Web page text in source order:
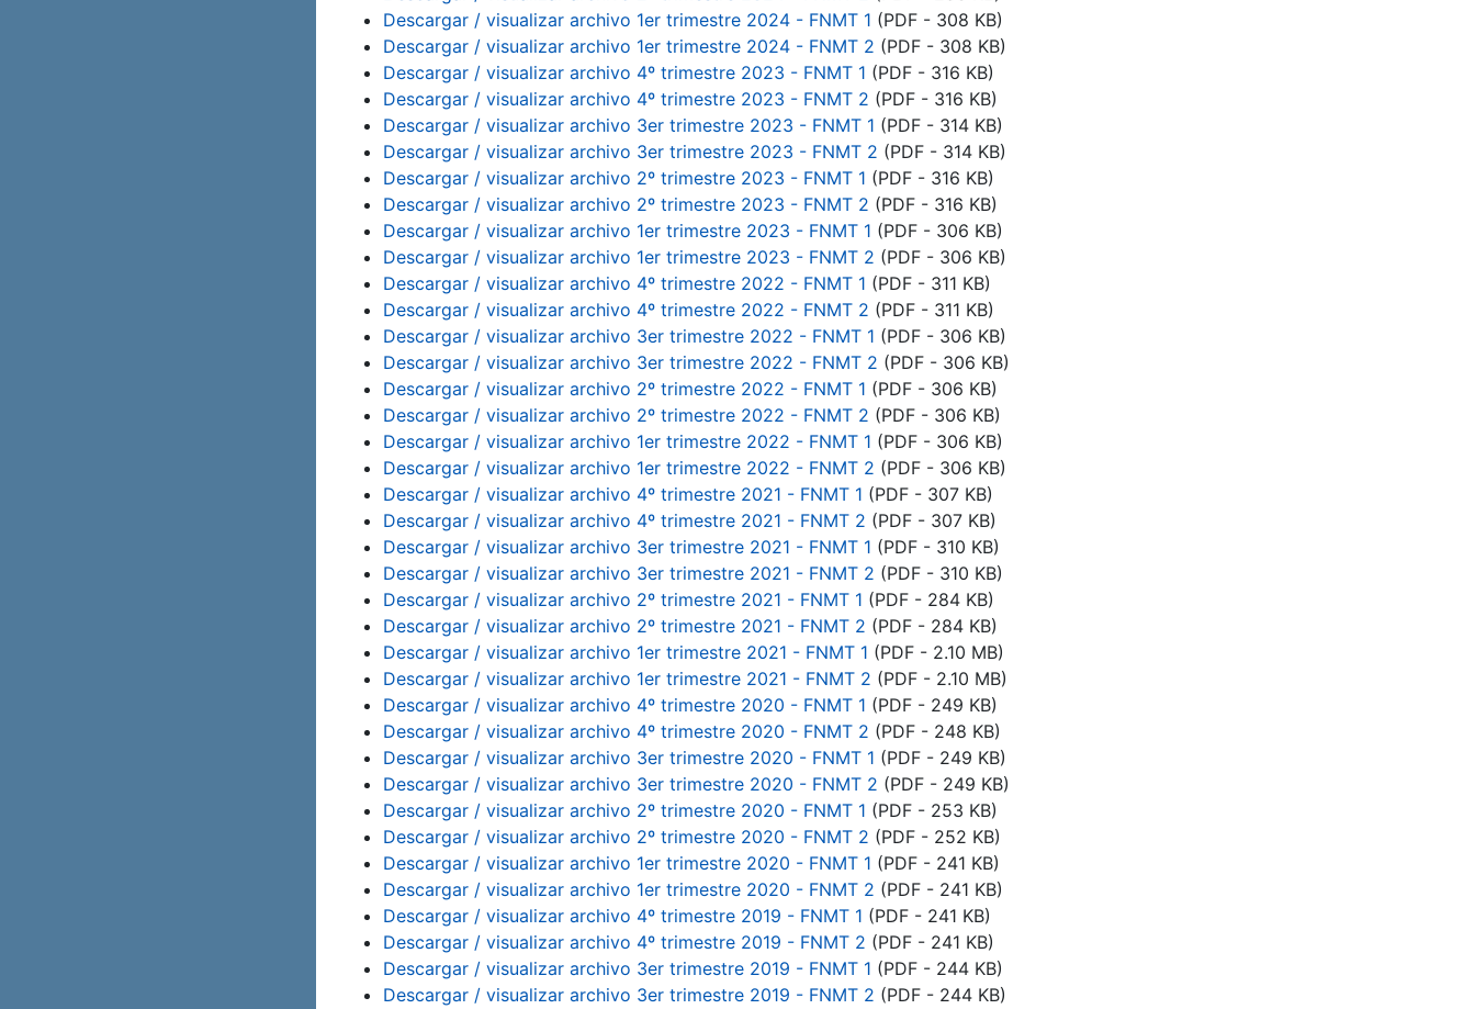
Descargar / visualizar archivo 1er trimestre 2024 - FNMT 1 (PDF - 308 KB)
Descargar / visualizar archivo 1er trimestre 2024 - FNMT 2 (PDF - 308 KB)
Descargar / visualizar archivo 4º trimestre 2023 - FNMT 1 (PDF - 316 KB)
Descargar / visualizar archivo 4º trimestre 2023 - FNMT 2 (PDF - 316 KB)
Descargar / visualizar archivo 3er trimestre 2023 - FNMT 1 (PDF - 314 KB)
Descargar / visualizar archivo 3er trimestre 2023 - FNMT 2 (PDF - 314 KB)
Descargar / visualizar archivo 2º trimestre 2023 - FNMT 1 (PDF - 316 KB)
Descargar / visualizar archivo 2º trimestre 2023 - FNMT 2 (PDF - 316 KB)
Descargar / visualizar archivo 1er trimestre 2023 - FNMT 1 (PDF - 306 KB)
Descargar / visualizar archivo 1er trimestre 2023 - FNMT 2 (PDF - 306 KB)
Descargar / visualizar archivo 4º trimestre 2022 - FNMT 1 (PDF - 311 KB)
Descargar / visualizar archivo 4º trimestre 2022 - FNMT 2 (PDF - 311 KB)
Descargar / visualizar archivo 3er trimestre 2022 - FNMT 1 (PDF - 306 KB)
Descargar / visualizar archivo 3er trimestre 2022 - FNMT 2 (PDF - 306 KB)
Descargar / visualizar archivo 2º trimestre 2022 - FNMT 1 (PDF - 306 KB)
Descargar / visualizar archivo 2º trimestre 2022 - FNMT 2 (PDF - 306 KB)
Descargar / visualizar archivo 1er trimestre 2022 - FNMT 1 (PDF - 306 KB)
Descargar / visualizar archivo 1er trimestre 2022 - FNMT 2 (PDF - 306 KB)
Descargar / visualizar archivo 4º trimestre 2021 - FNMT 1 (PDF - 307 KB)
Descargar / visualizar archivo 4º trimestre 2021 - FNMT 2 (PDF - 307 KB)
Descargar / visualizar archivo 3er trimestre 2021 - FNMT 1 (PDF - 310 KB)
Descargar / visualizar archivo 3er trimestre 2021 - FNMT 2 (PDF - 310 KB)
Descargar / visualizar archivo 2º trimestre 2021 - FNMT 1 (PDF - 284 KB)
Descargar / visualizar archivo 2º trimestre 2021 - FNMT 2 (PDF - 284 KB)
Descargar / visualizar archivo 1er trimestre 2021 - FNMT 1 (PDF - 2.10 MB)
Descargar / visualizar archivo 1er trimestre 2021 - FNMT 2 (PDF - 2.10 MB)
Descargar / visualizar archivo 4º trimestre 2020 - FNMT 1 (PDF - 249 KB)
Descargar / visualizar archivo 4º trimestre 2020 - FNMT 2 (PDF - 248 KB)
Descargar / visualizar archivo 3er trimestre 2020 - FNMT 1 (PDF - 249 KB)
Descargar / visualizar archivo 3er trimestre 2020 - FNMT 2 (PDF - 249 KB)
Descargar / visualizar archivo 2º trimestre 2020 - FNMT 1 (PDF - 253 KB)
Descargar / visualizar archivo 2º trimestre 2020 - FNMT 2 (PDF - 252 KB)
Descargar / visualizar archivo 1er trimestre 2020 - FNMT 1 (PDF - 241 KB)
Descargar / visualizar archivo 1er trimestre 2020 - FNMT 2 (PDF - 241 KB)
Descargar / visualizar archivo 4º trimestre 2019 - FNMT 1 (PDF - 241 KB)
Descargar / visualizar archivo 4º trimestre 2019 - FNMT 2 (PDF - 241 KB)
Descargar / visualizar archivo 3er trimestre 2019 - FNMT 1 (PDF - 244 KB)
Descargar / visualizar archivo 3er trimestre 2019 - FNMT 2 (PDF - 244 KB)